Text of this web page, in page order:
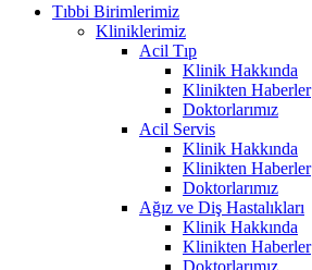
Tıbbi Birimlerimiz
Kliniklerimiz
Acil Tıp
Klinik Hakkında
Klinikten Haberler
Doktorlarımız
Acil Servis
Klinik Hakkında
Klinikten Haberler
Doktorlarımız
Ağız ve Diş Hastalıkları
Klinik Hakkında
Klinikten Haberler
Doktorlarımız